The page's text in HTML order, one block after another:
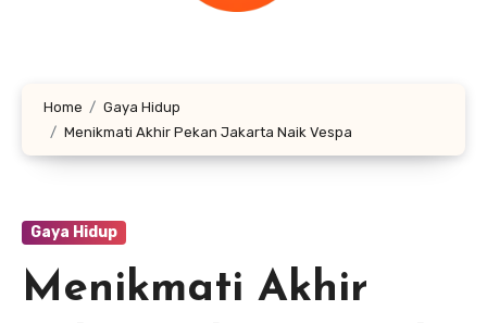
Home
Gaya Hidup
Menikmati Akhir Pekan Jakarta Naik Vespa
Gaya Hidup
Menikmati Akhir